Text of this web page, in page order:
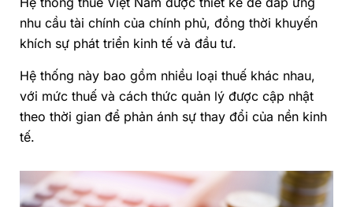
nhu cầu tài chính của chính phủ, đồng thời khuyến
khích sự phát triển kinh tế và đầu tư.
Hệ thống này bao gồm nhiều loại thuế khác nhau,
với mức thuế và cách thức quản lý được cập nhật
theo thời gian để phản ánh sự thay đổi của nền kinh
tế.